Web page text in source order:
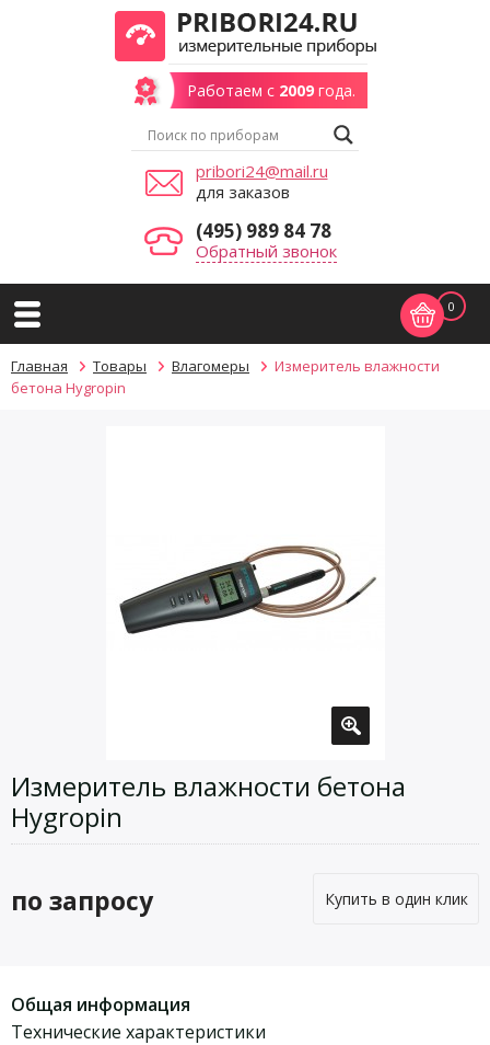
Работаем с 2009года.
pribori24@mail.ru
для заказов
(495) 989 84 78
Обратный звонок
0
Главная Товары Влагомеры
Измеритель влажности
бетона Hygropin
Измеритель влажности бетона
Hygropin
по запросу Купить в один клик
Общая информация
Технические характеристики